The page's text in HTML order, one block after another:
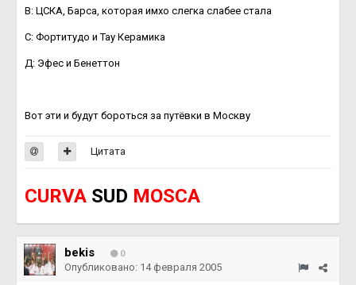
В: ЦСКА, Барса, которая имхо слегка слабее стала
C: Фортитудо и Тау Керамика
Д: Эфес и Бенеттон
Вот эти и будут бороться за путёвки в Москву
Цитата
CURVA SUD MOSCA
bekis 0
Опубликовано: 14 февраля 2005